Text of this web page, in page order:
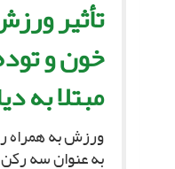
تأثیر
خون و
مبتلا به
ورزش به همراه
به عنوان سه